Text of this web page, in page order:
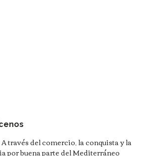
través del comercio, la conquista y la
por buena parte del Mediterráneo